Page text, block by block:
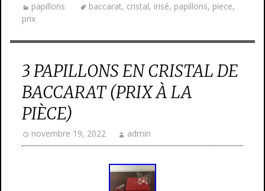
papillons baccarat, cristal, irisé, papillons, piece,
prix
3 PAPILLONS EN CRISTAL DE
BACCARAT (PRIX À LA
PIÈCE)
novembre 19, 2022 admin